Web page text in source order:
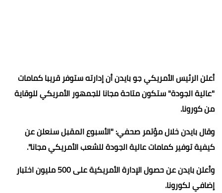
أعلن الرئيس الأمريكي جو بايدن أن إدارته ستوفر قريبا كمامات
"عالية الجودة" ستكون ‏متاحة مجانا للجمهور الأمريكي للوقاية
من كورونا.‏
وقال بايدن خلال مؤتمر صحفي: "الأسبوع المقبل سنعلن عن
كيفية توفير كمامات عالية الجودة للشعب الأمريكي مجانا".
وأعلن بايدن عن حصول الإدارة الأمريكية على 500 مليون اختبار
إضافي لكورونا.